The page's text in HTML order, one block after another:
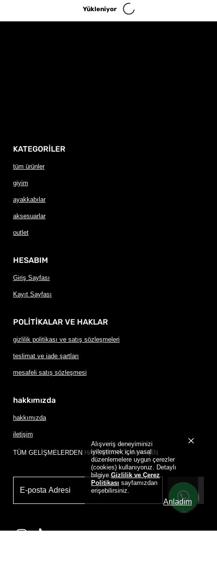
Alışveriş deneyiminizi
iyileştirmek için yasal
düzenlemelere uygun çerezler
(cookies) kullanıyoruz. Detaylı
bilgiye Gizlilik ve Çerez
Politikası sayfamızdan
erişebilirsiniz.
Anladım
Yükleniyor
KATEGORİLER
tüm ürünler
giyim
ayakkabılar
aksesuarlar
outlet
HESABIM
Giriş Sayfası
Kayıt Sayfası
POLİTİKALAR VE HAKLAR
gizlilik politikası ve satış sözleşmeleri
teslimat ve iade şartları
mesafeli satış sözleşmesi
hakkımızda
hakkımızda
iletişim
TÜM GELİŞMELERDEN HABERDAR OLMAK İÇİN
Üye Ol